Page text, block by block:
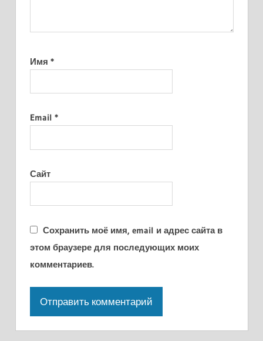
Имя *
Email *
Сайт
Сохранить моё имя, email и адрес сайта в
этом браузере для последующих моих
комментариев.